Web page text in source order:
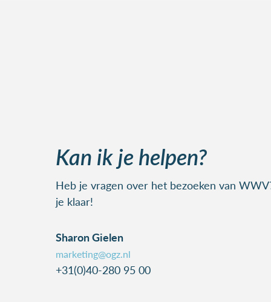
Kan ik je helpen?
Heb je vragen over het bezoeken van
je klaar!
Sharon Gielen
marketing@ogz.nl
+31(0)40-280 95 00